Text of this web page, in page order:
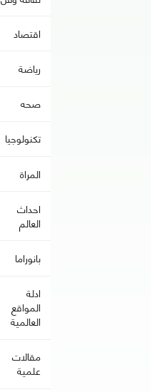
اقتصاد
رياضة
صحه
تكنولوجيا
المراة
احداث
العالم
بانوراما
ادلة
المواقع
العالمية
مقالات
علمية